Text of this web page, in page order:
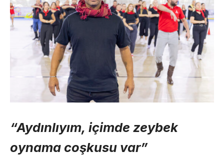
“Aydınlıyım, içimde zeybek
oynama coşkusu var”